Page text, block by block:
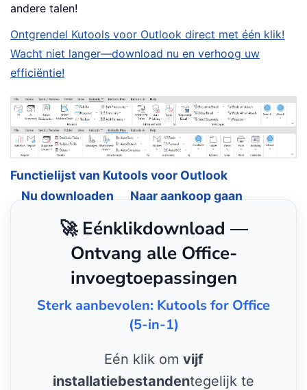
andere talen!
Ontgrendel Kutools voor Outlook direct met één klik!
Wacht niet langer—download nu en verhoog uw
efficiëntie!
Functielijst van Kutools voor Outlook
Nu downloaden
Naar aankoop gaan
🚀 Eénklikdownload —
Ontvang alle Office-
invoegtoepassingen
Sterk aanbevolen: Kutools for Office
(5-in-1)
Eén klik om vijf
installatiebestandentegelijk te